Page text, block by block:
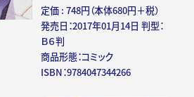
定価 : 748円（本体680円＋税）
発売日：2017年01月14日 判型：
Ｂ６判
商品形態：コミック
ISBN：9784047344266